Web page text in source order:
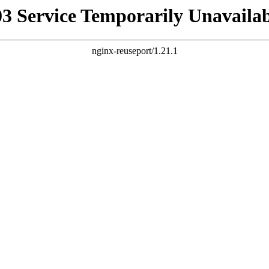
Service Temporarily
nginx-reuseport/1.21.1